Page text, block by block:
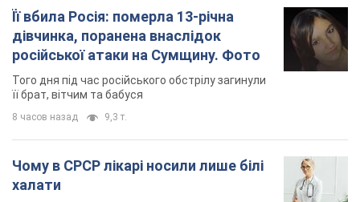
Її вбила Росія: померла 13-річна
дівчинка, поранена внаслідок
російської атаки на Сумщину. Фото
Того дня під час російського обстрілу загинули
її брат, вітчим та бабуся
8 часов назад 9,3 т.
Чому в СРСР лікарі носили лише білі
халати